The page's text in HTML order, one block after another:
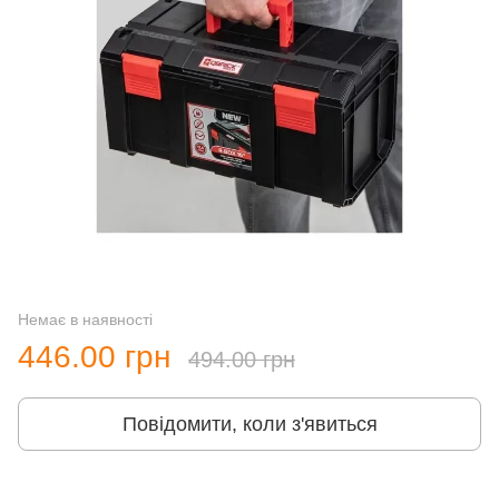
Немає в наявності
446.00 грн 494.00 грн
Повідомити, коли з'явиться